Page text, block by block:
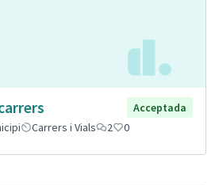
Acceptada
Carrers i Vials 2 0